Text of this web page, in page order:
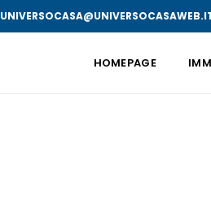
HOMEPAGE